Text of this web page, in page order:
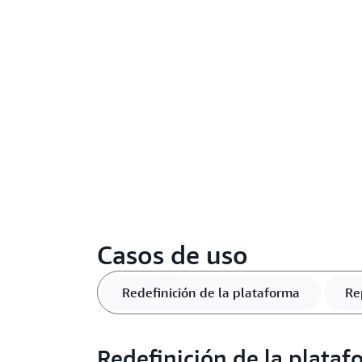
Casos de uso
Redefinición de la plataforma